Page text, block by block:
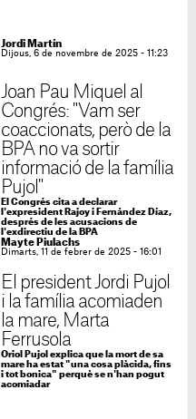
Jordi Martín
Dijous, 6 de novembre de 2025 - 11:23
Joan Pau Miquel al
Congrés: "Vam ser
coaccionats, però de la
BPA no va sortir
informació de la família
Pujol"
El Congrés cita a declarar
l'expresident Rajoy i Fernández Díaz,
després de les acusacions de
l'exdirectiu de la BPA
Mayte Piulachs
Dimarts, 11 de febrer de 2025 - 16:01
El president Jordi Pujol
i la família acomiaden
la mare, Marta
Ferrusola
Oriol Pujol explica que la mort de sa
mare ha estat "una cosa plàcida, fins
i tot bonica" perquè se n'han pogut
acomiadar